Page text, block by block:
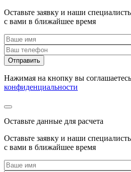
Оставьте заявку и наши
с вами в ближайшее время
Нажимая на кнопку вы
конфиденциальности
Оставьте данные для расчета
Оставьте заявку и наши
с вами в ближайшее время